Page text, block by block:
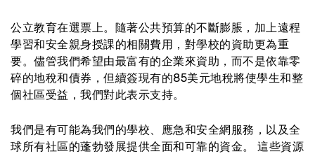
公立教育在選票上。隨著公共預算的不斷膨脹，加上遠程
學習和安全親身授課的相關費用，對學校的資助更為重
要。儘管我們希望由最富有的企業來資助，而不是依靠零
碎的地稅和債券，但續簽現有的85美元地稅將使學生和整
個社區受益，我們對此表示支持。
我們是有可能為我們的學校、應急和安全網服務，以及全
球所有社區的蓬勃發展提供全面和可靠的資金。 這些資源